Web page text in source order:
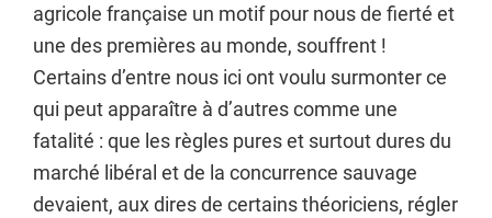
agricole française un motif pour nous de fierté et
une des premières au monde, souffrent !
Certains d’entre nous ici ont voulu surmonter ce
qui peut apparaître à d’autres comme une
fatalité : que les règles pures et surtout dures du
marché libéral et de la concurrence sauvage
devaient, aux dires de certains théoriciens, régler